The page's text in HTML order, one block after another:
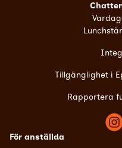
Tillgänglighet i
Rapportera
För anställda